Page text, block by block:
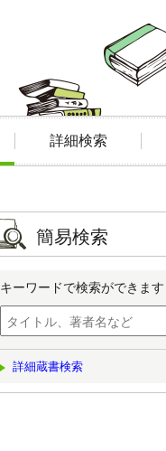
詳細検索
簡易検索
キーワードで検索ができます
詳細蔵書検索